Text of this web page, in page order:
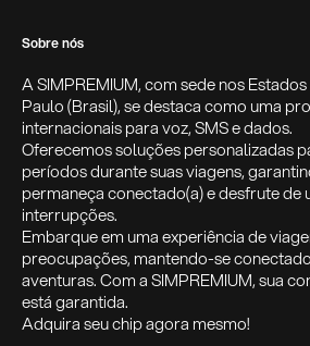
Sobre nós
A SIMPREMIUM, com sede nos
Paulo (Brasil), se destaca como uma
internacionais para voz, SMS e dados.
Oferecemos soluções personalizadas
períodos durante suas viagens,
permaneça conectado(a) e desfrute de
interrupções.
Embarque em uma experiência de
preocupações, mantendo-se
aventuras. Com a SIMPREMIUM, sua
está garantida.
Adquira seu chip agora mesmo!